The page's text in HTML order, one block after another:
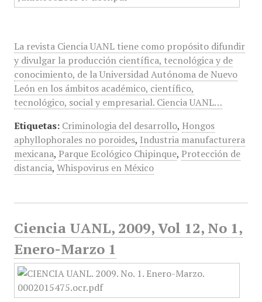
La revista Ciencia UANL tiene como propósito difundir
y divulgar la producción científica, tecnológica y de
conocimiento, de la Universidad Autónoma de Nuevo
León en los ámbitos académico, científico,
tecnológico, social y empresarial. Ciencia UANL…
Etiquetas: Criminologia del desarrollo, Hongos
aphyllophorales no poroides, Industria manufacturera
mexicana, Parque Ecológico Chipinque, Protección de
distancia, Whispovirus en México
Ciencia UANL, 2009, Vol 12, No 1,
Enero-Marzo 1